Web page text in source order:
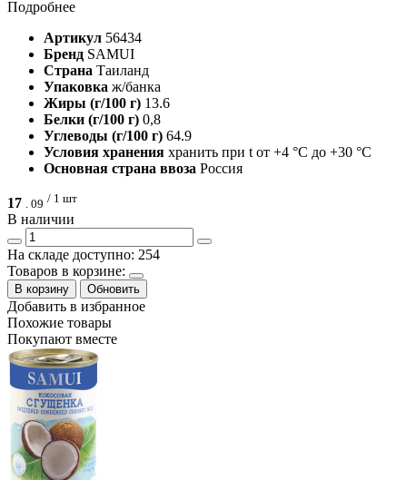
Подробнее
Артикул 56434
Бренд SAMUI
Страна Таиланд
Упаковка ж/банка
Жиры (г/100 г) 13.6
Белки (г/100 г) 0,8
Углеводы (г/100 г) 64.9
Условия хранения хранить при t от +4 °С до +30 °С
Основная страна ввоза Россия
17 . 09 / 1 шт
В наличии
На складе доступно: 254
Товаров в корзине:
В корзину Обновить
Добавить в избранное
Похожие товары
Покупают вместе